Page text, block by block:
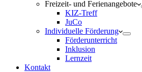
Freizeit- und Ferienangebote
KIZ-Treff
JuCo
Individuelle Förderung
Förderunterricht
Inklusion
Lernzeit
Kontakt